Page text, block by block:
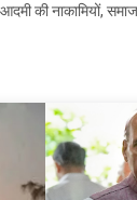
की नाकामियों,